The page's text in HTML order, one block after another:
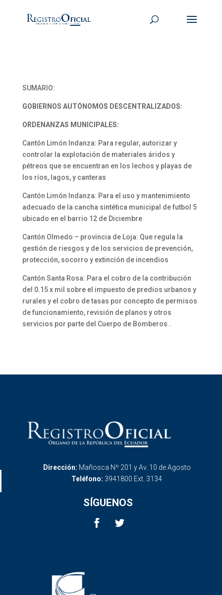
SUMARIO:
GOBIERNOS AUTÓNOMOS DESCENTRALIZADOS:
ORDENANZAS MUNICIPALES:
Cantón Limón Indanza: Para regular, autorizar y
controlar la explotación de materiales áridos y
pétreos que se encuentran en los lechos y playas de
los ríos, lagos, y canteras
Cantón Limón Indanza: Para el uso y mantenimiento
adecuado de la cancha sintética municipal de futbol 5
ubicado en el barrio 12 de Diciembre
Cantón Olmedo – provincia de Loja: Que regula la
gestión de riesgos y de los servicios de prevención,
protección, socorro y extinción de incendios
Cantón Santa Rosa: Para el cobro de la contribución
del 0.15 x mil sobre el impuesto de predios urbanos y
rurales y el cobro de tasas por concepto de permisos
de funcionamiento, revisión de planos y otros
servicios por parte del Cuerpo de Bomberos .
Dirección: Mañosca Nº 201 y Av. 10 de Agosto
Teléfono: 3941800 Ext. 3134
SÍGUENOS